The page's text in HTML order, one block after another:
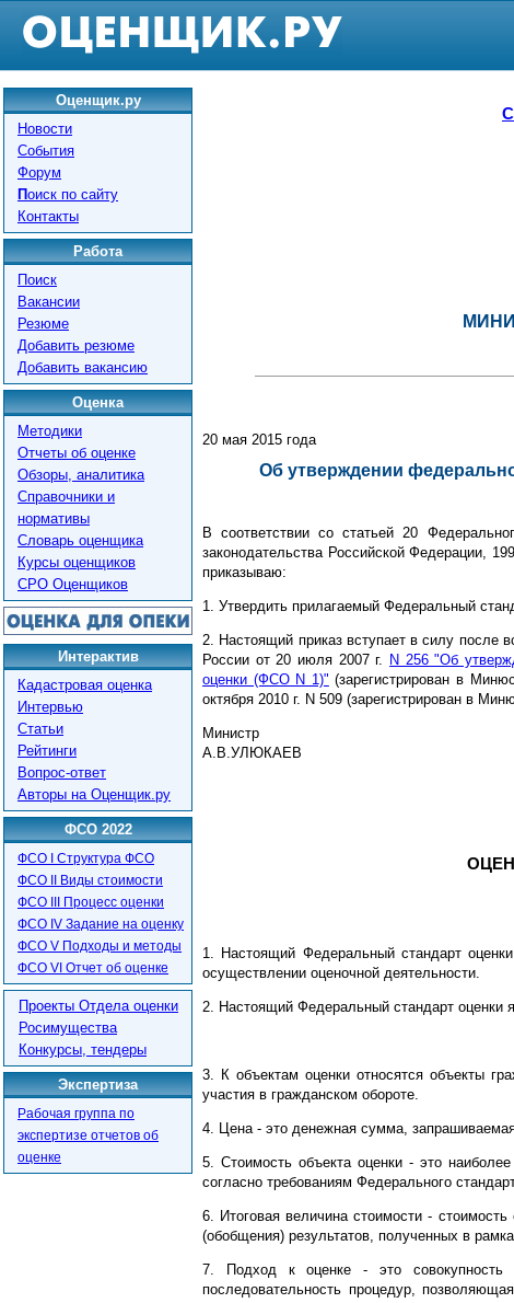
Оценщик.ру
Новости
События
Форум
Поиск по сайту
Контакты
Работа
Поиск
Вакансии
Резюме
Добавить резюме
Добавить вакансию
Оценка
Методики
Отчеты об оценке
Обзоры, аналитика
Справочники и
нормативы
Словарь оценщика
Курсы оценщиков
СРО Оценщиков
Интерактив
Кадастровая оценка
Интервью
Статьи
Рейтинги
Вопрос-ответ
Авторы на Оценщик.ру
ФСО 2022
ФСО I Структура ФСО
ФСО II Виды стоимости
ФСО III Процесс оценки
ФСО IV Задание на оценку
ФСО V Подходы и методы
ФСО VI Отчет об оценке
Проекты Отдела оценки
Росимущества
Конкурсы, тендеры
Экспертиза
Рабочая группа по
экспертизе отчетов об
оценке
20 мая 2015 года
Об утверждении
В соответствии со статьей 20
законодательства Российской Федерации,
приказываю:
1. Утвердить прилагаемый Федеральный
2. Настоящий приказ вступает в силу после
России от 20 июля 2007 г. N 256 "Об
оценки (ФСО N 1)" (зарегистрирован в
октября 2010 г. N 509 (зарегистрирован в
Министр
А.В.УЛЮКАЕВ
1. Настоящий Федеральный стандарт
осуществлении оценочной деятельности.
2. Настоящий Федеральный стандарт оценки
3. К объектам оценки относятся объекты
участия в гражданском обороте.
4. Цена - это денежная сумма,
5. Стоимость объекта оценки - это
согласно требованиям Федерального
6. Итоговая величина стоимости -
(обобщения) результатов, полученных в
7. Подход к оценке - это совокупность
последовательность процедур,